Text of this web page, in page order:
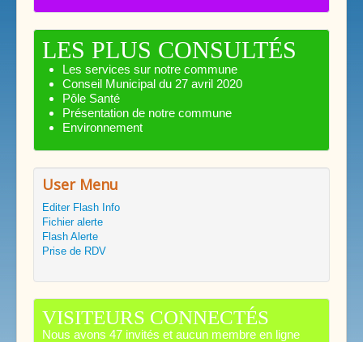
LES PLUS CONSULTÉS
Les services sur notre commune
Conseil Municipal du 27 avril 2020
Pôle Santé
Présentation de notre commune
Environnement
User Menu
Editer Flash Info
Fichier alerte
Flash Alerte
Prise de RDV
VISITEURS CONNECTÉS
Nous avons 47 invités et aucun membre en ligne